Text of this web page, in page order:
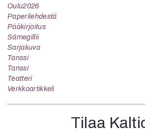
Oulu2026
Paperilehdestä
Pääkirjoitus
Sámegillii
Sarjakuva
Tanssi
Tanssi
Teatteri
Verkkoartikkeli
Tilaa